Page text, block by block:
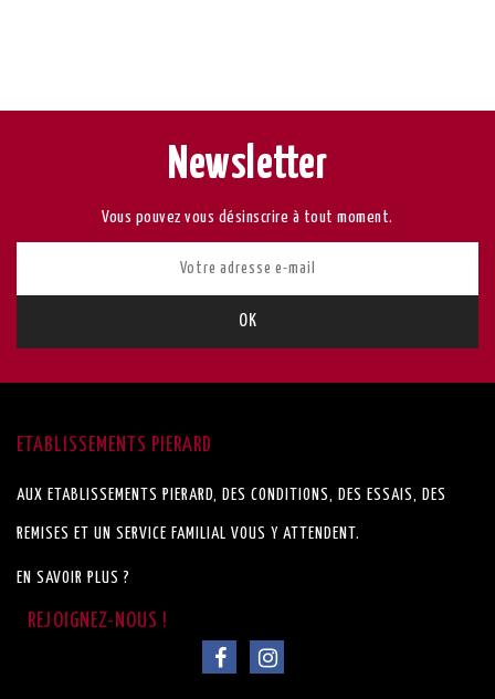
Newsletter
Vous pouvez vous désinscrire à tout moment.
ETABLISSEMENTS PIERARD
AUX ETABLISSEMENTS PIERARD, DES CONDITIONS, DES ESSAIS, DES
REMISES ET UN SERVICE FAMILIAL VOUS Y ATTENDENT.
EN SAVOIR PLUS ?